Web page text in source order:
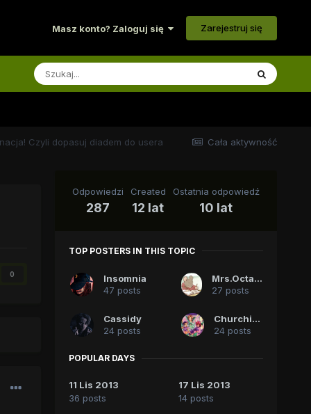
Masz konto? Zaloguj się Zarejestruj się
Cała aktywność
Czyli dopasuj diadem do usera
0
Odpowiedzi
287
Created
12 lat
Ostatnia odpowiedź
10 lat
TOP POSTERS IN THIS TOPIC
Insomnia
47 posts
Mrs.Octavia
27 posts
Cassidy
24 posts
Churchille
24 posts
POPULAR DAYS
11 Lis 2013
36 posts
17 Lis 2013
14 posts